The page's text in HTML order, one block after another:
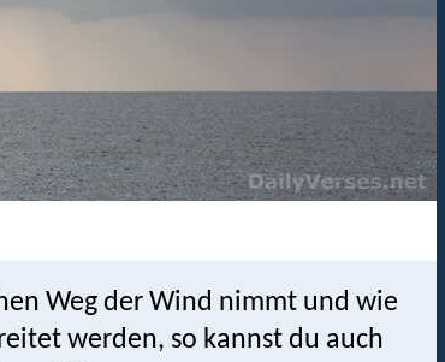
Weg der Wind nimmt und wie
werden, so kannst du auch